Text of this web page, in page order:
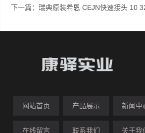
下一篇：瑞典原装希恩 CEJN快速接头 10
网站首页 产品展示 新闻中
在线留言 联系我们 关于我